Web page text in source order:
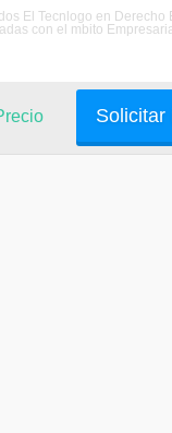
El Tecnlogo en Derecho
con el mbito
Solicitar